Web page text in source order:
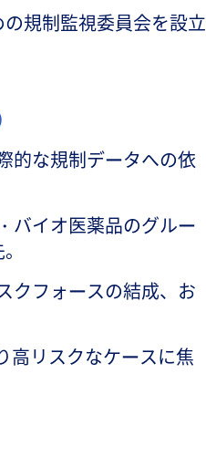
規制監視委員会を設立
的な規制データへの依
バイオ医薬品のグルー
クフォースの結成、お
高リスクなケースに焦